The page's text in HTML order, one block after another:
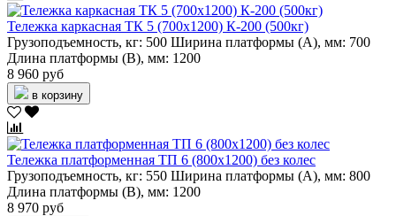
Тележка каркасная ТК 5 (700х1200) К-200 (500кг)
Грузоподъемность, кг: 500 Ширина платформы (А), мм: 700
Длина платформы (В), мм: 1200
8 960 руб
в корзину
Тележка платформенная ТП 6 (800х1200) без колес
Грузоподъемность, кг: 550 Ширина платформы (А), мм: 800
Длина платформы (В), мм: 1200
8 970 руб